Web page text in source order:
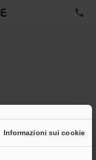
Informazioni sui cookie
totali:0.71MB